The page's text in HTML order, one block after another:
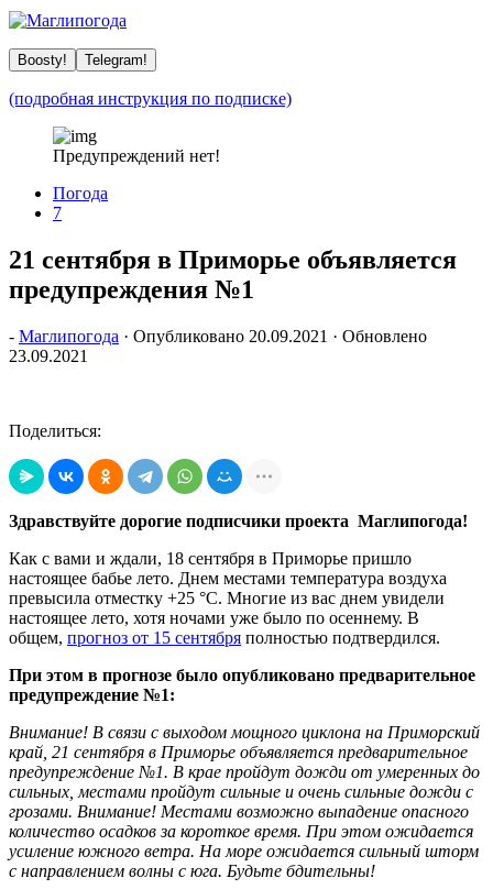
Boosty! Telegram!
(подробная инструкция по подписке)
Предупреждений нет!
Погода
7
21 сентября в Приморье объявляется
предупреждения №1
- Маглипогода · Опубликовано 20.09.2021 · Обновлено
23.09.2021
Поделиться:
Здравствуйте дорогие подписчики проекта Маглипогода!
Как с вами и ждали, 18 сентября в Приморье пришло
настоящее бабье лето. Днем местами температура воздуха
превысила отместку +25 °С. Многие из вас днем увидели
настоящее лето, хотя ночами уже было по осеннему. В
общем, прогноз от 15 сентября полностью подтвердился.
При этом в прогнозе было опубликовано предварительное
предупреждение №1:
Внимание! В связи с выходом мощного циклона на Приморский
край, 21 сентября в Приморье объявляется предварительное
предупреждение №1. В крае пройдут дожди от умеренных до
сильных, местами пройдут сильные и очень сильные дожди с
грозами. Внимание! Местами возможно выпадение опасного
количество осадков за короткое время. При этом ожидается
усиление южного ветра. На море ожидается сильный шторм
с направлением волны с юга. Будьте бдительны!